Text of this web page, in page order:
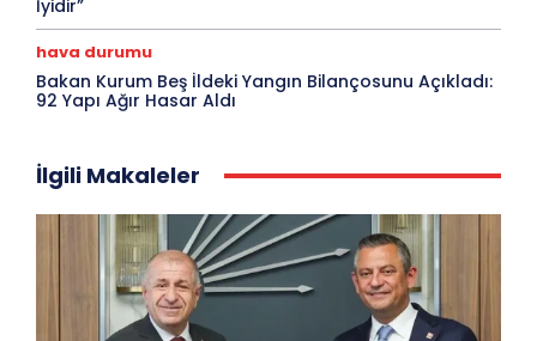
İyidir”
hava durumu
Bakan Kurum Beş İldeki Yangın Bilançosunu Açıkladı:
92 Yapı Ağır Hasar Aldı
İlgili Makaleler